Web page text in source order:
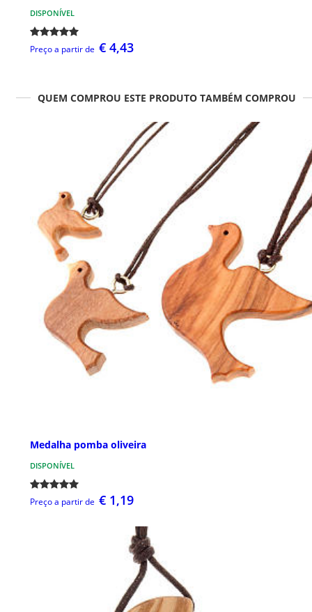
DISPONÍVEL
Preço a partir de € 4,43
QUEM COMPROU ESTE PRODUTO TAMBÉM COMPROU
Medalha pomba oliveira
DISPONÍVEL
Preço a partir de € 1,19